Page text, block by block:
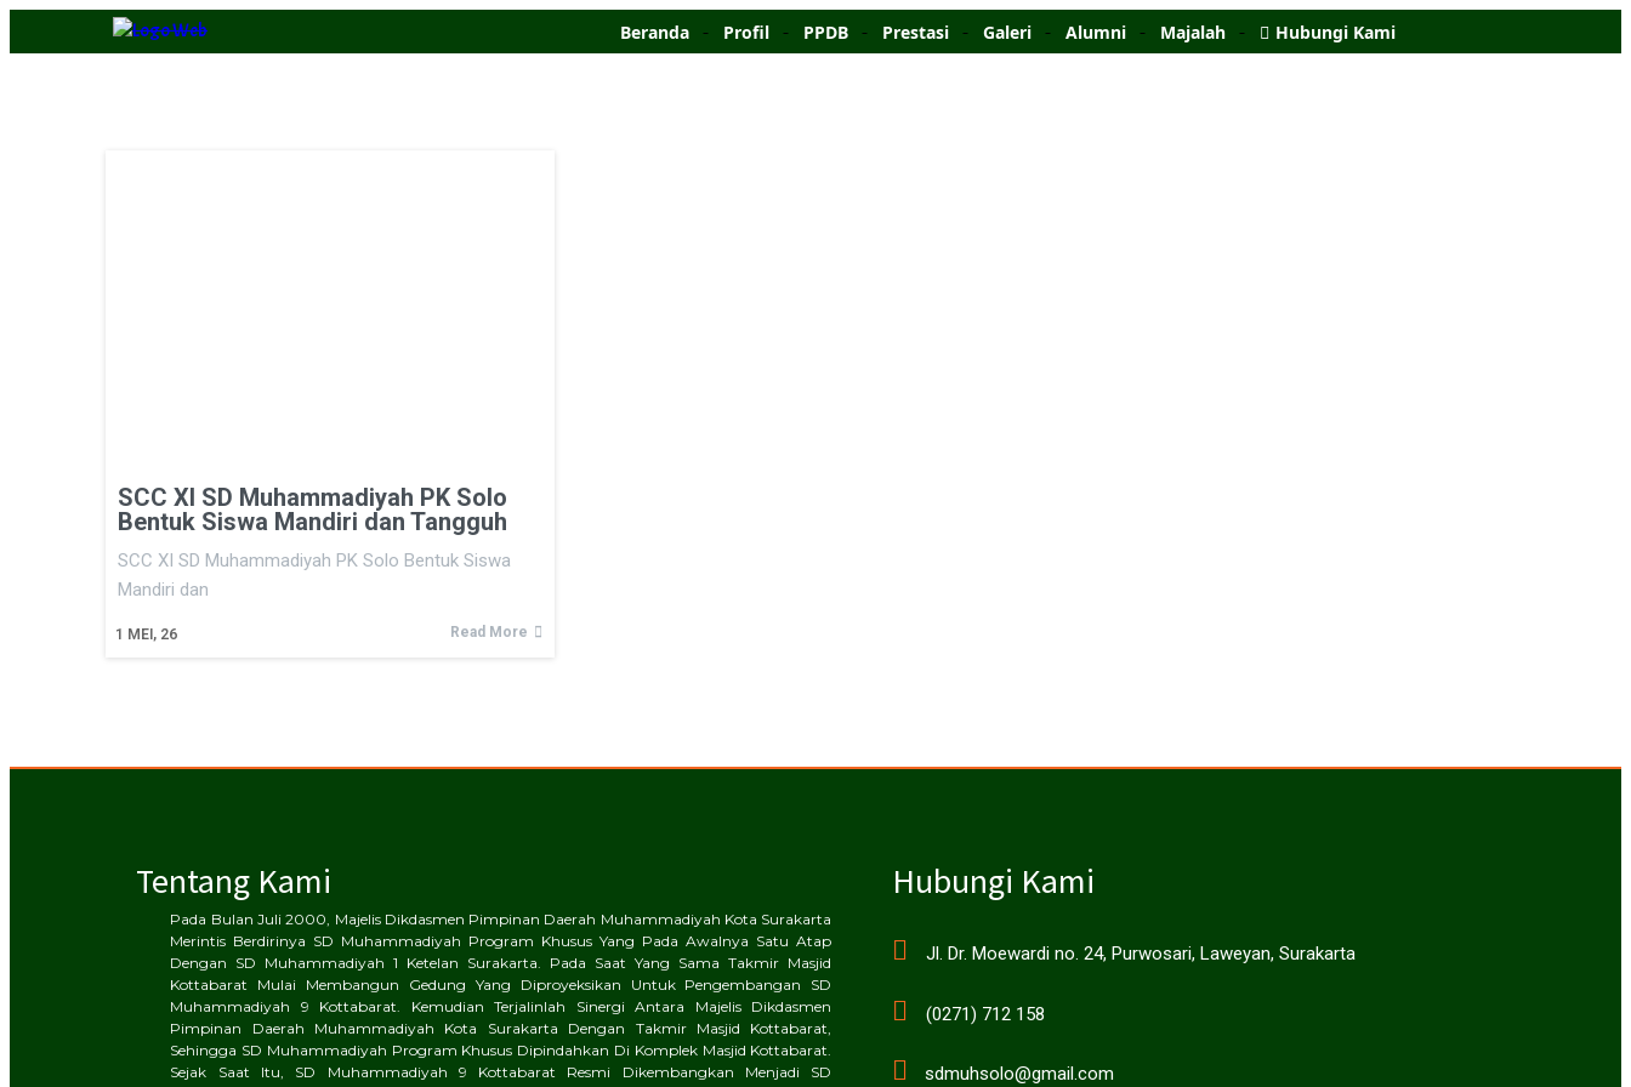
Beranda Profil PPDB Prestasi Galeri Alumni Majalah Hubungi Kami
SCC XI SD Muhammadiyah PK Solo
Bentuk Siswa Mandiri dan Tangguh
1 MEI, 26
SCC XI SD Muhammadiyah PK Solo Bentuk Siswa
Mandiri dan
Read More
Tentang Kami
Pada Bulan Juli 2000, Majelis Dikdasmen Pimpinan Daerah Muhammadiyah Kota Surakarta
Merintis Berdirinya SD Muhammadiyah Program Khusus Yang Pada Awalnya Satu Atap
Dengan SD Muhammadiyah 1 Ketelan Surakarta. Pada Saat Yang Sama Takmir Masjid
Kottabarat Mulai Membangun Gedung Yang Diproyeksikan Untuk Pengembangan SD
Muhammadiyah 9 Kottabarat. Kemudian Terjalinlah Sinergi Antara Majelis Dikdasmen
Pimpinan Daerah Muhammadiyah Kota Surakarta Dengan Takmir Masjid Kottabarat,
Sehingga SD Muhammadiyah Program Khusus Dipindahkan Di Komplek Masjid Kottabarat.
Sejak Saat Itu, SD Muhammadiyah 9 Kottabarat Resmi Dikembangkan Menjadi SD
Hubungi Kami
Jl. Dr. Moewardi no. 24, Purwosari, Laweyan, Surakarta
(0271) 712 158
sdmuhsolo@gmail.com